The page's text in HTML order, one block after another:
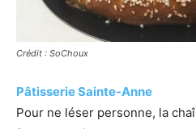
Crédit : SoChoux
Pâtisserie Sainte-Anne
Pour ne léser personne, la